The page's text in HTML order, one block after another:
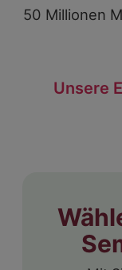
50 Millionen
Unsere